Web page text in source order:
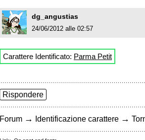
dg_angustias
24/06/2012 alle 02:57
Carattere Identificato: Parma Petit
Rispondere
Forum → Identificazione carattere →